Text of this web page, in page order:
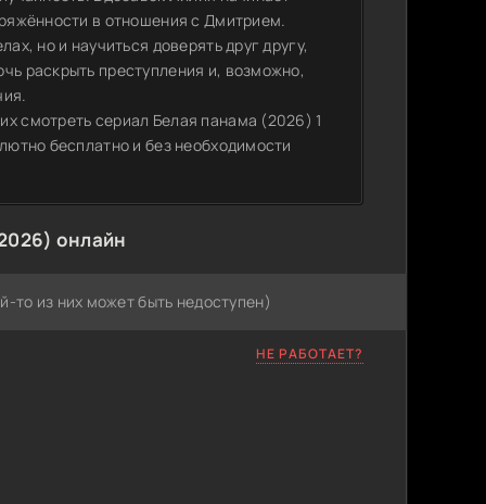
в отношения с Дмитрием.
но и научиться доверять друг другу,
раскрыть преступления и, возможно,
смотреть сериал Белая панама (2026) 1
бесплатно и без необходимости
онлайн
то из них может быть недоступен)
НЕ РАБОТАЕТ?